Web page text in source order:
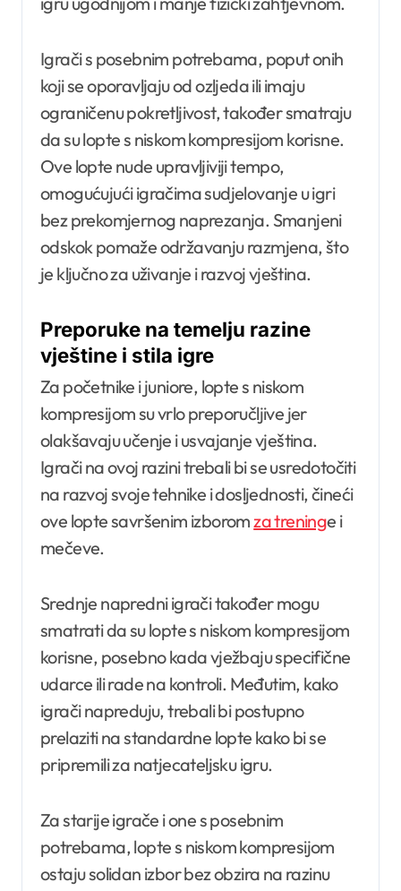
Igrači s posebnim potrebama, poput onih
koji se oporavljaju od ozljeda ili imaju
ograničenu pokretljivost, također smatraju
da su lopte s niskom kompresijom korisne.
Ove lopte nude upravljiviji tempo,
omogućujući igračima sudjelovanje u igri
bez prekomjernog naprezanja. Smanjeni
odskok pomaže održavanju razmjena, što
je ključno za uživanje i razvoj vještina.
Preporuke na temelju razine
vještine i stila igre
Za početnike i juniore, lopte s niskom
kompresijom su vrlo preporučljive jer
olakšavaju učenje i usvajanje vještina.
Igrači na ovoj razini trebali bi se usredotočiti
na razvoj svoje tehnike i dosljednosti, čineći
ove lopte savršenim izboromza treninge i
mečeve.
Srednje napredni igrači također mogu
smatrati da su lopte s niskom kompresijom
korisne, posebno kada vježbaju specifične
udarce ili rade na kontroli. Međutim, kako
igrači napreduju, trebali bi postupno
prelaziti na standardne lopte kako bi se
pripremili za natjecateljsku igru.
Za starije igrače i one s posebnim
potrebama, lopte s niskom kompresijom
ostaju solidan izbor bez obzira na razinu